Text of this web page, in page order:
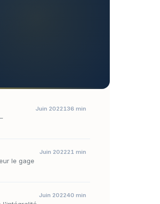
Juin 2022136 min
le gage
Juin 202221 min
Juin 202240 min